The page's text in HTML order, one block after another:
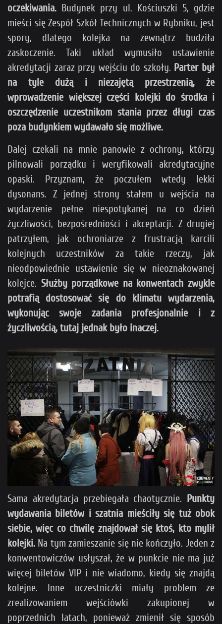
oczekiwania. Budynek przy ul. Kościuszki 5, gdzie
mieści się Zespół Szkół Technicznych w Rybniku, jest
spory, dlatego kolejka na zewnątrz budziła
zaskoczenie. Taki układ wymusiło ustawienie
akredytacji zaraz przy wejściu do szkoły. Parter był
na tyle dużą i niezajętą przestrzenią, że
wprowadzenie większej części kolejki do środka i
oszczędzenie uczestnikom stania przez długi czas
poza budynkiem wydawało się możliwe.
Dalej czekali na mnie panowie z ochrony, którzy
pilnowali porządku i weryfikowali akredytacyjne
opaski. Przyznam, że poczułem wtedy lekki
dysonans. Z jednej strony stałem u wejścia na
wydarzenie pełne niespotykanej na co dzień
życzliwości, bezpośredniości i akceptacji. Z drugiej
patrzyłem, jak ochroniarze z frustracją karcili
kolejnych uczestników za takie rzeczy, jak
nieodpowiednie ustawienie się w nieoznakowanej
kolejce. Służby porządkowe na konwentach zwykle
potrafią dostosować się do klimatu wydarzenia,
wykonując swoje zadania profesjonalnie i z
życzliwością, tutaj jednak było inaczej.
Sama akredytacja przebiegała chaotycznie. Punkty
wydawania biletów i szatnia mieściły się tuż obok
siebie, więc co chwilę znajdował się ktoś, kto mylił
kolejki. Na tym zamieszanie się nie kończyło. Jeden z
konwentowiczów usłyszał, że w punkcie nie ma już
więcej biletów VIP i nie wiadomo, kiedy się znajdą
kolejne. Inne uczestniczki miały problem ze
zrealizowaniem wejściówki zakupionej w
poprzednich latach, ponieważ zmienił się sposób